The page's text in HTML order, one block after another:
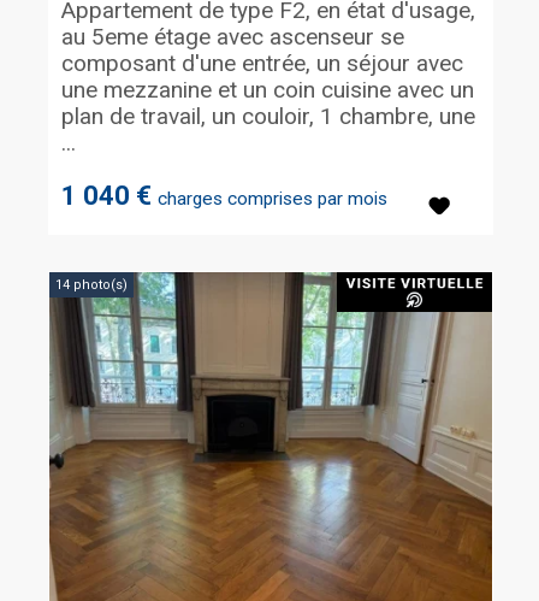
1 040 € charges comprises par mois
Appartement de type F2, en état d'usage,
au 5eme étage avec ascenseur se
composant d'une entrée, un séjour avec
une mezzanine et un coin cuisine avec un
plan de travail, un couloir, 1 chambre, une
...
14 photo(s)